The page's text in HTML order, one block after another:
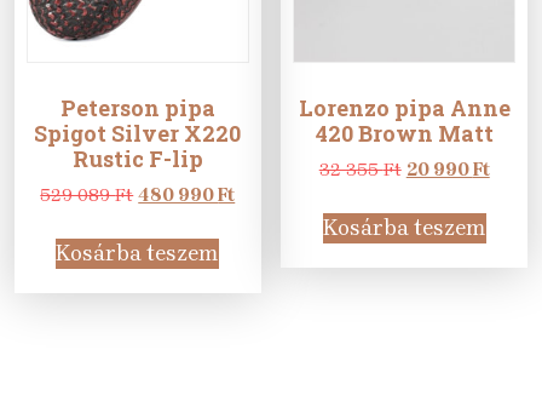
Peterson pipa
Spigot Silver X220
Rustic F-lip
529 089Ft Original
was:
529
089 Ft.
480 990FtCurrent
990 Ft.
Kosárba teszem
Lorenzo pipa Anne
420 Brown Matt
32 355Ft Original
was:
32
355 Ft.
20 990Ft
990
Kosárba teszem